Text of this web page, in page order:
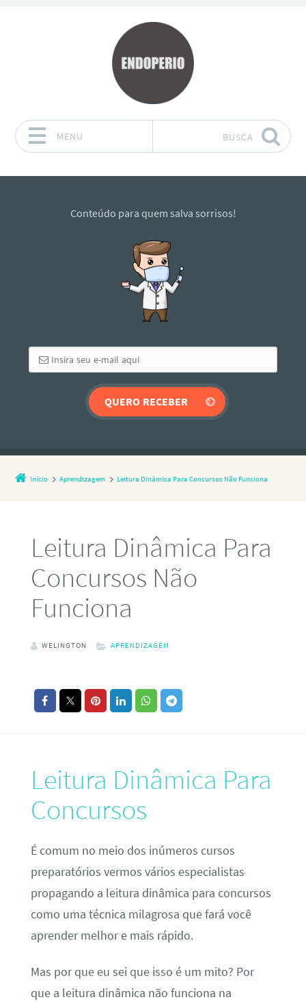
MENU BUSCA
Conteúdo para quem salva sorrisos!
Início Aprendizagem Leitura Dinâmica Para Concursos Não Funciona
Leitura Dinâmica Para
Concursos Não
Funciona
WELINGTON APRENDIZAGEM
Leitura Dinâmica Para
Concursos
É comum no meio dos inúmeros cursos
preparatórios vermos vários especialistas
propagando a leitura dinâmica para concursos
como uma técnica milagrosa que fará você
aprender melhor e mais rápido.
Mas por que eu sei que isso é um mito? Por
que a leitura dinâmica não funciona na